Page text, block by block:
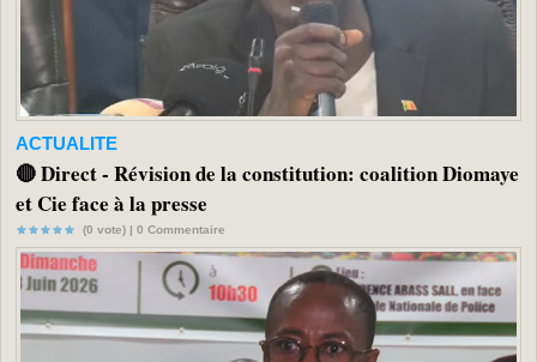
ACTUALITE
🔴 Direct - Révision de la constitution: coalition Diomaye
et Cie face à la presse
(0 vote) | 0 Commentaire